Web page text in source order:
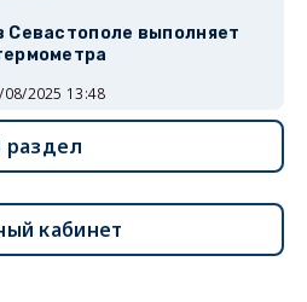
Севастополе выполняет
08/2025 13:48
раздел
кабинет